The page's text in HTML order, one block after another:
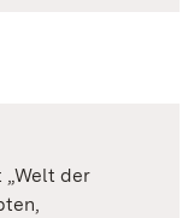
„Welt der